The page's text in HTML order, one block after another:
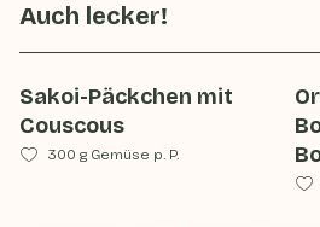
Auch lecker!
Sakoi-Päckchen mit
Couscous
300 g Gemüse p. P.